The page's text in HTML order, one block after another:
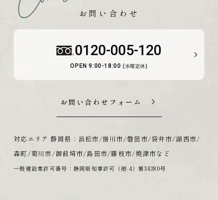
お問い合わせ
0120-005-120
OPEN 9:00-18:00 (水曜定休)
お問い合わせフォーム
対応エリア 静岡県：浜松市/掛川市/磐田市/袋井市/湖西市/
森町/菊川市/御前埼市/島田市/藤枝市/焼津市など
一般建設業許可番号：静岡県知事許可（般-4）第34380号